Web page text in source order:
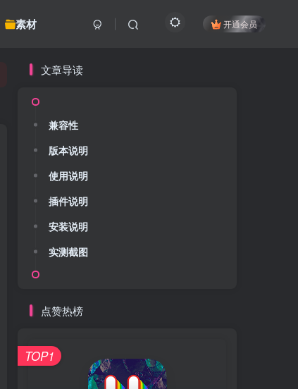
素材 开通会员
文章导读
兼容性
版本说明
使用说明
插件说明
安装说明
实测截图
点赞热榜
TOP1